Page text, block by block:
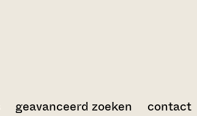
geavanceerd zoeken contact